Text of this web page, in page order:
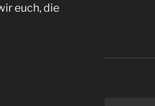
euch, die